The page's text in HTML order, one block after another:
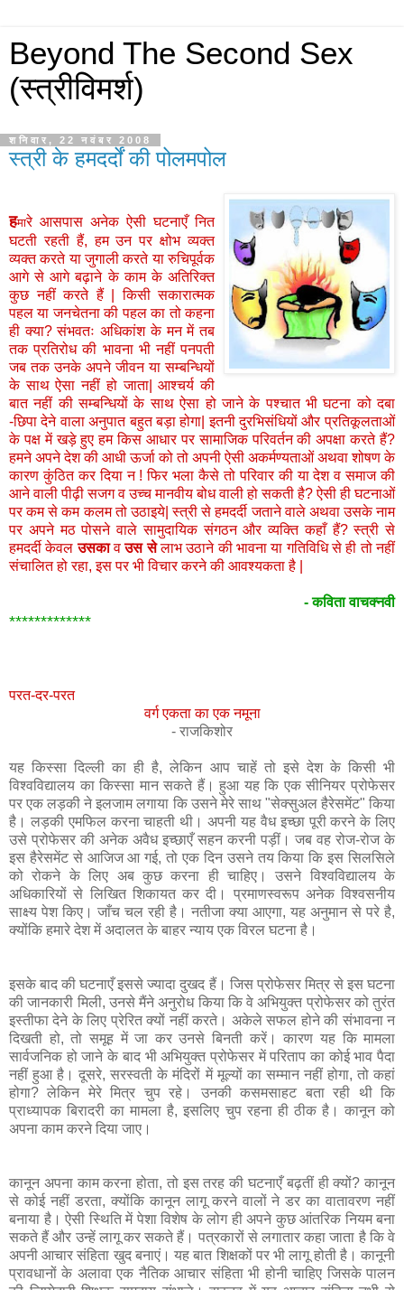
Beyond The Second Sex
(स्त्रीविमर्श)
शनिवार, 22 नवंबर 2008
स्त्री के हमदर्दों की पोलमपोल
हमारे आसपास अनेक ऐसी घटनाएँ नित
घटती रहती हैं,हम उन पर क्षोभ व्यक्त
व्यक्त करते या जुगाली करते या रुचिपूर्वक
आगे से आगे बढ़ाने के काम के अतिरिक्त
कुछ नहीं करते हैं|किसी सकारात्मक
पहल या जनचेतना की पहल का तो कहना
ही क्या?संभवतः अधिकांश के मन में तब
तक प्रतिरोध की भावना भी नहीं पनपती
जब तक उनके अपने जीवन या सम्बन्धियों
के साथ ऐसा नहीं हो जाता|आश्चर्य की
बात नहीं की सम्बन्धियों के साथ ऐसा हो जाने के पश्चात भी घटना को दबा
-छिपा देने वाला अनुपात बहुत बड़ा होगा |इतनी दुरभिसंधियों और प्रतिकूलताओं
के पक्ष में खड़े हुए हम किस आधार पर सामाजिक परिवर्तन की अपक्षा करते हैं?
हमने अपने देश की आधी ऊर्जा को तो अपनी ऐसी अकर्मण्यताओं अथवा शोषण के
कारण कुंठित कर दिया न!फिर भला कैसे तो परिवार की या देश व समाज की
आने वाली पीढ़ी सजग व उच्च मानवीय बोध वाली हो सकती है? ऐसी ही घटनाओं
पर कम से कम कलम तो उठाइये|स्त्री से हमदर्दी जताने वाले अथवा उसके नाम
पर अपने मठ पोसने वाले सामुदायिक संगठन और व्यक्ति कहाँ हैं?स्त्री से
हमदर्दी केवल उसका व उस से लाभ उठाने की भावना या गतिविधि से ही तो नहीं
संचालित हो रहा,इस पर भी विचार करने की आवश्यकता है
-कविता वाचक्नवी
*************
परत-दर-परत
वर्ग एकता का एक नमूना
- राजकिशोर
यह किस्सा दिल्ली का ही है,लेकिन आप चाहें तो इसे देश के किसी भी
विश्वविद्यालय का किस्सा मान सकते हैं। हुआ यह कि एक सीनियर प्रोफेसर
पर एक लड़की ने इलजाम लगाया कि उसने मेरे साथ"सेक्सुअल हैरेसमेंट"किया
है। लड़की एमफिल करना चाहती थी। अपनी यह वैध इच्छा पूरी करने के लिए
उसे प्रोफेसर की अनेक अवैध इच्छाएँ सहन करनी पड़ीं। जब वह रोज-रोज के
इस हैरेसमेंट से आजिज आ गई,तो एक दिन उसने तय किया कि इस सिलसिले
को रोकने के लिए अब कुछ करना ही चाहिए। उसने विश्वविद्यालय के
अधिकारियों से लिखित शिकायत कर दी। प्रमाणस्वरूप अनेक विश्वसनीय
साक्ष्य पेश किए। जाँच चल रही है। नतीजा क्या आएगा, यह अनुमान से परे है,
क्योंकि हमारे देश में अदालत के बाहर न्याय एक विरल घटना है।
इसके बाद की घटनाएँ इससे ज्यादा दुखद हैं। जिस प्रोफेसर मित्र से इस घटना
की जानकारी मिली, उनसे मैंने अनुरोध किया कि वे अभियुक्त प्रोफेसर को तुरंत
इस्तीफा देने के लिए प्रेरित क्यों नहीं करते। अकेले सफल होने की संभावना न
दिखती हो,तो समूह में जा कर उनसे बिनती करें। कारण यह कि मामला
सार्वजनिक हो जाने के बाद भी अभियुक्त प्रोफेसर में परिताप का कोई भाव पैदा
नहीं हुआ है। दूसरे,सरस्वती के मंदिरों में मूल्यों का सम्मान नहीं होगा,तो कहां
होगा?लेकिन मेरे मित्र चुप रहे। उनकी कसमसाहट बता रही थी कि
प्राध्यापक बिरादरी का मामला है,इसलिए चुप रहना ही ठीक है। कानून को
अपना काम करने दिया जाए।
कानून अपना काम करना होता, तो इस तरह की घटनाएँ बढ़तीं ही क्यों?कानून
से कोई नहीं डरता, क्योंकि कानून लागू करने वालों ने डर का वातावरण नहीं
बनाया है। ऐसी स्थिति में पेशा विशेष के लोग ही अपने कुछ आंतरिक नियम बना
सकते हैं और उन्हें लागू कर सकते हैं। पत्रकारों से लगातार कहा जाता है कि वे
अपनी आचार संहिता खुद बनाएं। यह बात शिक्षकों पर भी लागू होती है। कानूनी
प्रावधानों के अलावा एक नैतिक आचार संहिता भी होनी चाहिए जिसके पालन